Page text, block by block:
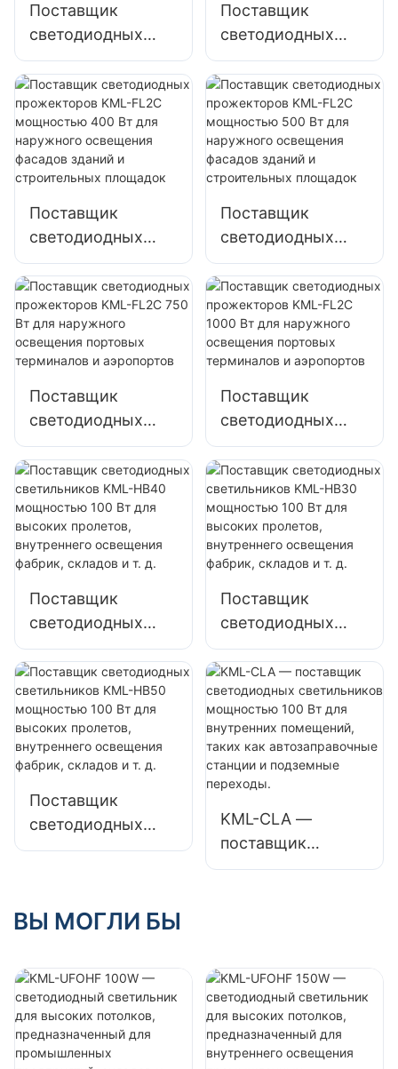
и больших
вывесок
Поставщик
светодиодных
прожекторов
KML-FL2C 200 Вт
для освещения
наружных
парковок и
складов
Поставщик
светодиодных
прожекторов
KML-FL2C 240 Вт
для освещения
наружных
парковок и
складов
Поставщик
светодиодных
прожекторов
KML-FL2C
мощностью 400
Вт для наружного
освещения
строительных
площадок
Поставщик
светодиодных
прожекторов
KML-FL2C
мощностью 500
Вт для наружного
освещения
строительных
площадок
Поставщик
светодиодных
прожекторов
KML-FL2C 750 Вт
для наружного
освещения
портовых
терминалов и
Поставщик
светодиодных
прожекторов
KML-FL2C 1000 Вт
для наружного
освещения
портовых
терминалов и
Поставщик
светодиодных
светильников
KML-HB40
мощностью 100
Вт для высоких
пролетов,
внутреннего
освещения
фабрик, складов и
Поставщик
светодиодных
светильников
KML-HB30
мощностью 100
Вт для высоких
пролетов,
внутреннего
освещения
фабрик, складов и
т. д.
Поставщик
светодиодных
светильников
Вт для высоких
внутреннего
освещения
фабрик, складов и
т. д.
KML-CLA —
поставщик
светодиодных
как
автозаправочные
станции и
подземные
ВЫ МОГЛИ БЫ